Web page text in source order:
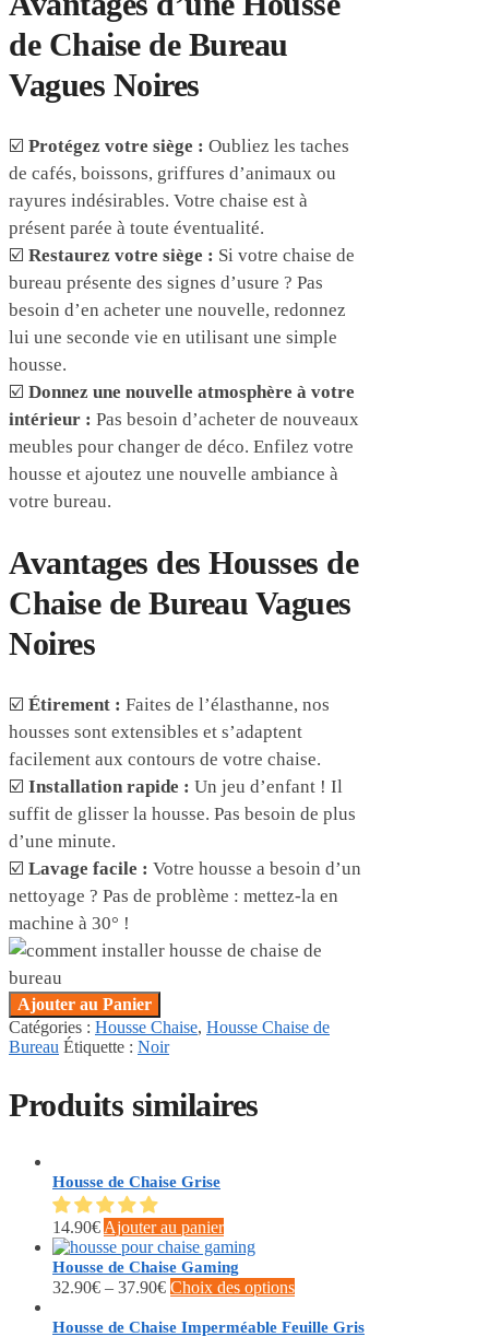
de Chaise de Bureau
Vagues Noires
☑️ Protégez votre siège : Oubliez les taches
de cafés, boissons, griffures d’animaux ou
rayures indésirables. Votre chaise est à
présent parée à toute éventualité.
☑️ Restaurez votre siège : Si votre chaise de
bureau présente des signes d’usure ? Pas
besoin d’en acheter une nouvelle, redonnez
lui une seconde vie en utilisant une simple
housse.
☑️ Donnez une nouvelle atmosphère à votre
intérieur : Pas besoin d’acheter de nouveaux
meubles pour changer de déco. Enfilez votre
housse et ajoutez une nouvelle ambiance à
votre bureau.
Avantages des Housses de
Chaise de Bureau Vagues
Noires
☑️ Étirement : Faites de l’élasthanne, nos
housses sont extensibles et s’adaptent
facilement aux contours de votre chaise.
☑️ Installation rapide : Un jeu d’enfant ! Il
suffit de glisser la housse. Pas besoin de plus
d’une minute.
☑️ Lavage facile : Votre housse a besoin d’un
nettoyage ? Pas de problème : mettez-la en
machine à 30° !
Ajouter au Panier
Catégories : Housse Chaise, Housse Chaise de
Bureau Étiquette : Noir
Produits similaires
Housse de Chaise Grise
14.90€ Ajouter au panier
Housse de Chaise Gaming
32.90€ – 37.90€ Choix des optionsCe
a
Housse de Chaise Imperméable Feuille Gris